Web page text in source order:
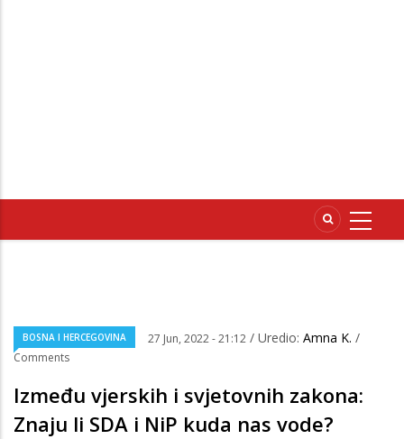
BOSNA I HERCEGOVINA 27 Jun, 2022 - 21:12 / Uredio: Amna K. /
Comments
Između vjerskih i svjetovnih zakona:
Znaju li SDA i NiP kuda nas vode?